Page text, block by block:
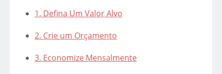
1. Defina Um Valor Alvo
2. Crie um Orçamento
3. Economize Mensalmente